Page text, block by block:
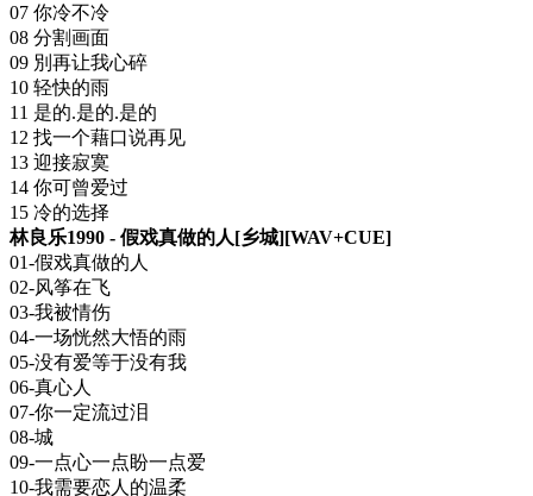
07 你冷不冷
08 分割画面
09 別再让我心碎
10 轻快的雨
11 是的.是的.是的
12 找一个藉口说再见
13 迎接寂寞
14 你可曾爱过
15 冷的选择
林良乐1990 - 假戏真做的人[乡城][WAV+CUE]
01-假戏真做的人
02-风筝在飞
03-我被情伤
04-一场恍然大悟的雨
05-没有爱等于没有我
06-真心人
07-你一定流过泪
08-城
09-一点心一点盼一点爱
10-我需要恋人的温柔